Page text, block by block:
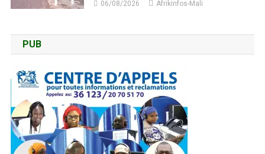
06/08/2026 Afrikinfos-Mali
PUB